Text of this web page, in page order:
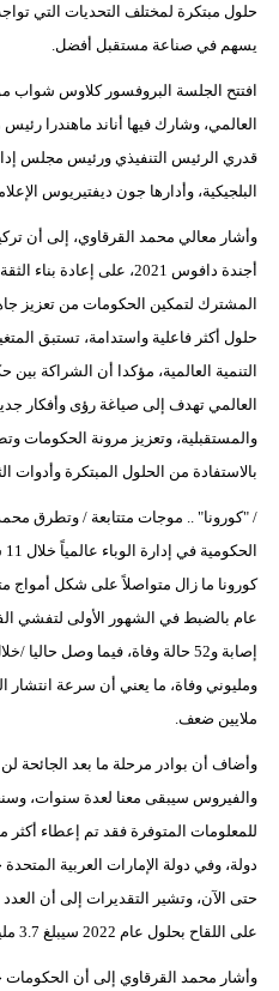
حلول مبتكرة لمختلف التحديات التي
يسهم في صناعة مستقبل أفضل.
افتتح الجلسة البروفسور كلاوس شواب
العالمي، وشارك فيها أناند ماهندرا
قدري الرئيس التنفيذي ورئيس مجلس
البلجيكية، وأدارها جون ديفتيريوس
وأشار معالي محمد القرقاوي، إلى أن
أجندة دافوس 2021، على
المشترك لتمكين الحكومات من تعزيز
حلول أكثر فاعلية واستدامة، تستبق
التنمية العالمية، مؤكدا أن الشراكة بين
العالمي تهدف إلى صياغة رؤى وأفكار
والمستقبلية، وتعزيز مرونة الحكومات
بالاستفادة من الحلول المبتكرة وأدوات
/ "كورونا" .. موجات متتابعة / وتطرق
كورونا ما زال متواصلاً على شكل أمواج
ملايين ضعف.
وأضاف أن بوادر مرحلة ما بعد الجائحة
والفيروس سيبقى معنا لعدة سنوات،
حتى الآن، وتشير التقديرات إلى أن
على اللقاح بحلول عام 2022 سيبلغ 3.7 مليار شخص.